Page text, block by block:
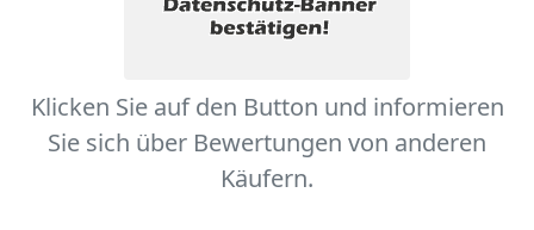
Klicken Sie auf den Button und informieren
Sie sich über Bewertungen von anderen
Käufern.